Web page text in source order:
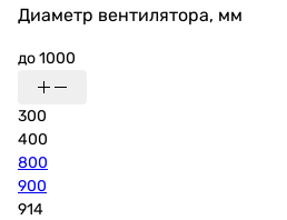
Диаметр вентилятора, мм
до 1000
300
400
800
900
914